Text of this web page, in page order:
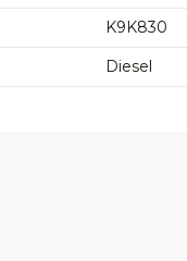
K9K830
Diesel